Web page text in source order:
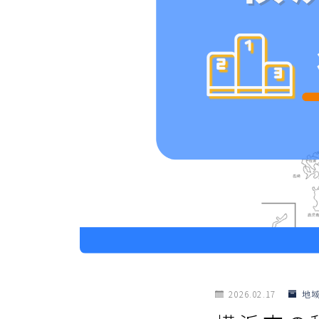
2026.02.17 地